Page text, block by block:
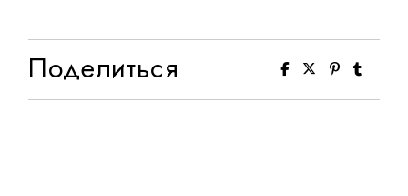
Поделиться